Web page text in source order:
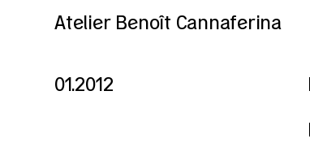
Atelier Benoît Cannaferina
01.2012